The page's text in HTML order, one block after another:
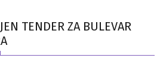
TENDER ZA BULEVAR